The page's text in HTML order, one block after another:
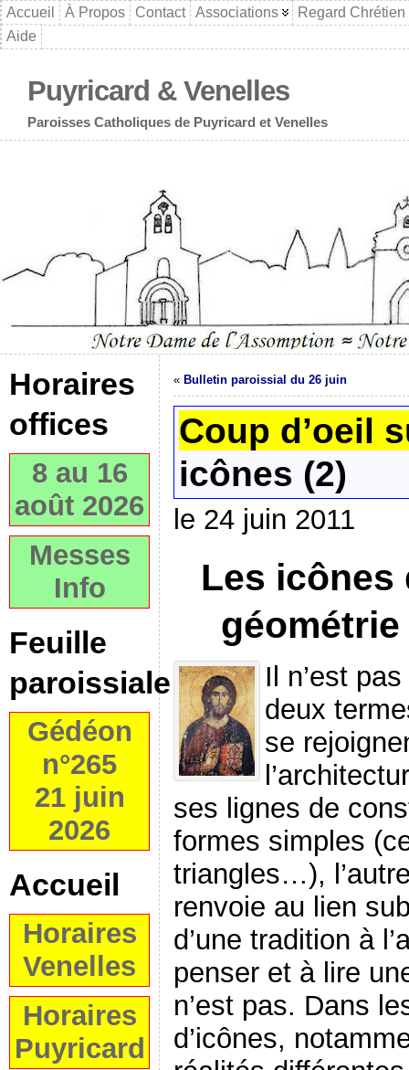
Accueil À Propos Contact Associations
Regard Chrétien
Aide
Puyricard & Venelles
Paroisses Catholiques de Puyricard et Venelles
Horaires
offices
8 au 16
août 2026
Messes
Info
Feuille
paroissiale
Gédéon
n°265
21 juin
2026
Accueil
Horaires
Venelles
Horaires
Puyricard
« Bulletin paroissial du 26 juin
Coup d’oeil
icônes (2)
le 24 juin 2011
Les icônes
Il n’est
deux
se
ses lignes de
formes simples
triangles…),
renvoie au lien
d’une tradition à
penser et à lire
n’est pas. Dans
d’icônes,